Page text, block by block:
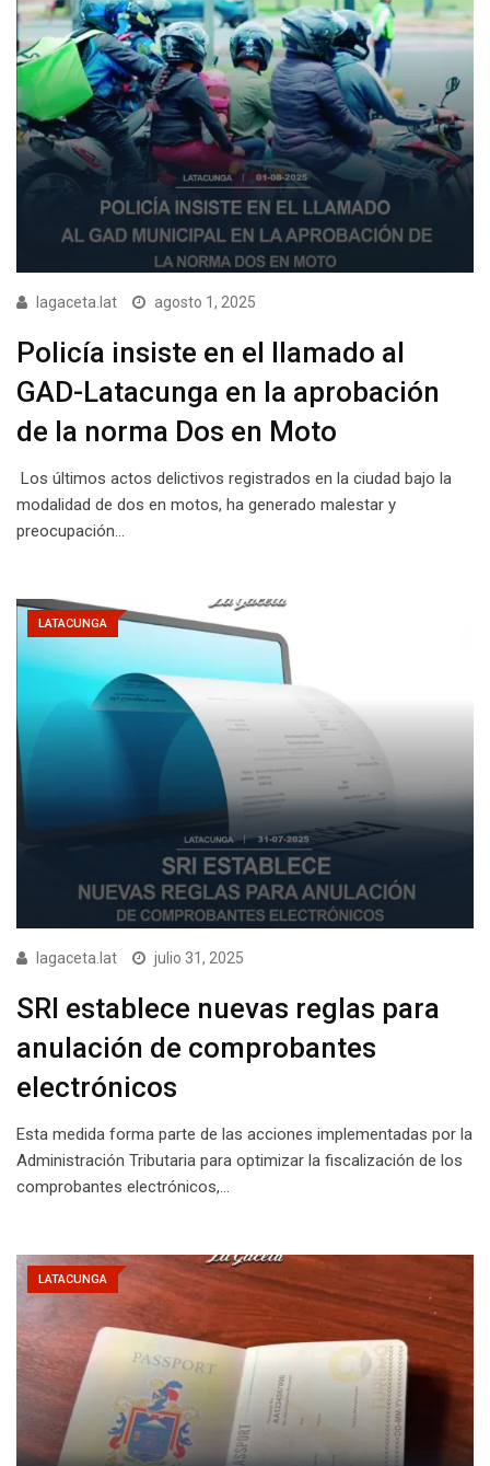
lagaceta.lat agosto 1, 2025
Policía insiste en el llamado al
GAD-Latacunga en la aprobación
de la norma Dos en Moto
Los últimos actos delictivos registrados en la ciudad bajo la
modalidad de dos en motos, ha generado malestar y
preocupación…
LATACUNGA
lagaceta.lat julio 31, 2025
SRI establece nuevas reglas para
anulación de comprobantes
electrónicos
Esta medida forma parte de las acciones implementadas por la
Administración Tributaria para optimizar la fiscalización de los
comprobantes electrónicos,…
LATACUNGA